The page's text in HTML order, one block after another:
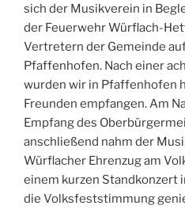
sich der Musikverein in
der Feuerwehr Würflach-
Vertretern der Gemeinde
Pfaffenhofen. Nach einer
wurden wir in Pfaffenhofen
Freunden empfangen. Am
Empfang des
anschließend nahm der
Würflacher Ehrenzug am
einem kurzen Standkonzert
die Volksfeststimmung